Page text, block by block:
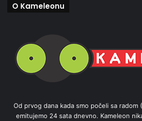
O Kameleonu
Od prvog dana kada smo počeli sa radom
emitujemo 24 sata dnevno. Kameleon